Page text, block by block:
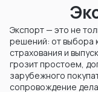
Экспорт — это не
решений: от выбора
страхования и
грозит простоем,
зарубежного
сопровождение